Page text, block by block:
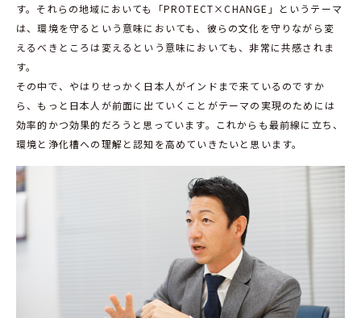
す。それらの地域においても「PROTECT×CHANGE」というテーマ
は、環境を守るという意味においても、彼らの文化を守りながら変
えるべきところは変えるという意味においても、非常に共感されま
す。
その中で、やはりせっかく日本人がインドまで来ているのですか
ら、もっと日本人が前面に出ていくことがテーマの実現のためには
効率的かつ効果的だろうと思っています。これからも最前線に立ち、
環境と浄化槽への理解と認知を高めていきたいと思います。